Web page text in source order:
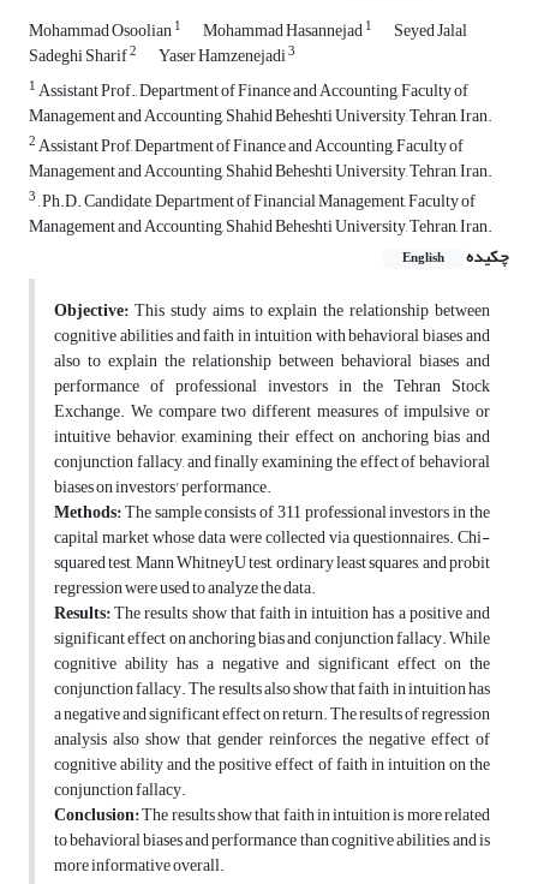
Mohammad Osoolian1 Mohammad Hasannejad1 Seyed Jalal
Sadeghi Sharif2 Yaser Hamzenejadi3
1Assistant Prof., Department of Finance and Accounting, Faculty of
Management and Accounting, Shahid Beheshti University, Tehran, Iran.
2Assistant Prof, Department of Finance and Accounting, Faculty of
Management and Accounting, Shahid Beheshti University, Tehran, Iran.
3, Ph.D. Candidate, Department of Financial Management, Faculty of
Management and Accounting, Shahid Beheshti University, Tehran, Iran.
چکیده
English
Objective:This study aims to explain the relationship between
cognitive abilities and faith in intuition with behavioral biases and
also to explain the relationship between behavioral biases and
performance of professional investors in the Tehran Stock
Exchange. We compare two different measures of impulsive or
intuitive behavior, examining their effect on anchoring bias and
conjunction fallacy, and finally examining the effect of behavioral
biases on investors' performance.
Methods:The sample consists of 311 professional investors in the
capital market whose data were collected via questionnaires. Chi-
squared test, Mann WhitneyU test, ordinary least squares, and probit
regression were used to analyze the data.
Results:The results show that faith in intuition has a positive and
significant effect on anchoring bias and conjunction fallacy. While
cognitive ability has a negative and significant effect on the
conjunction fallacy. The results also show that faith in intuition has
a negative and significant effect on return. The results of regression
analysis also show that gender reinforces the negative effect of
cognitive ability and the positive effect of faith in intuition on the
conjunction fallacy.
Conclusion:The results show that faith in intuition is more related
to behavioral biases and performance than cognitive abilities, and is
more informative overall.